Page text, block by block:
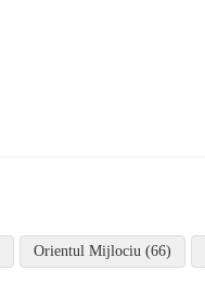
Orientul Mijlociu (66)